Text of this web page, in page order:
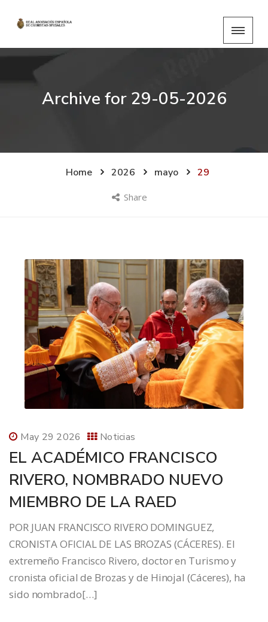
Archive for 29-05-2026
Home 2026 mayo 29
Share
May 29 2026 Noticias
EL ACADÉMICO FRANCISCO
RIVERO, NOMBRADO NUEVO
MIEMBRO DE LA RAED
POR JUAN FRANCISCO RIVERO DOMINGUEZ,
CRONISTA OFICIAL DE LAS BROZAS (CÁCERES). El
extremeño Francisco Rivero, doctor en Turismo y
cronista oficial de Brozas y de Hinojal (Cáceres), ha
sido nombrado[…]